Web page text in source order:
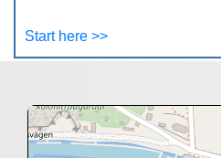
Start here >>